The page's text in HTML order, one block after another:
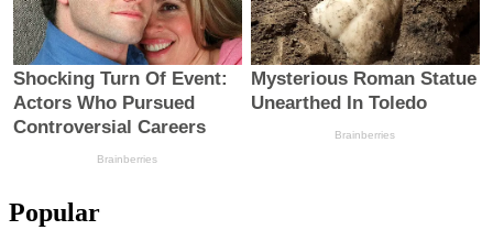
Popular